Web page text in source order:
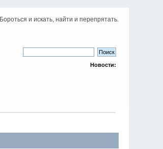
Бороться и искать, найти и перепрятать.
Новости: